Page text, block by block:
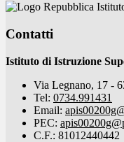
Contatti
Istituto di Istruzione
Via Legnano, 17 -
Tel: 0734.991431
Email:
PEC:
C.F.: 81012440442